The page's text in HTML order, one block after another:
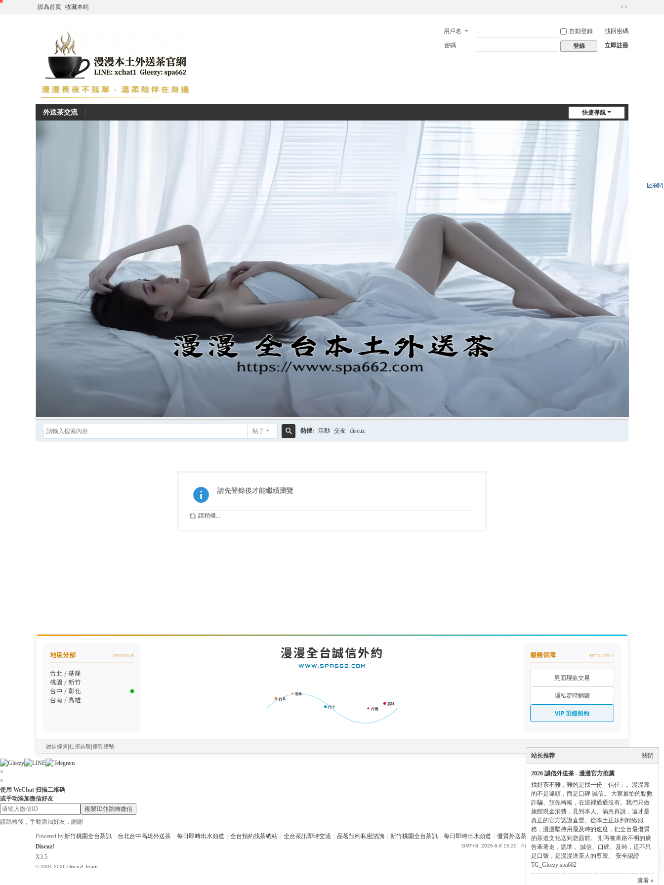
設為首頁 收藏本站
切
到
寬
版
用戶名 自動登錄 找回密碼
密碼 登錄 立即註冊
快捷導航
外送茶交流
帖子 熱搜: 活動 交友 discuz
請先登錄後才能繼續瀏覽
請稍候...
關閉
站长推荐
2026 誠信外送茶 - 漫漫官方推薦
找好茶不難，難的是找一份「信任」。漫漫靠
的不是噱頭，而是口碑 誠信。 大家最怕的點數
詐騙、預先轉帳，在這裡通通沒有。我們只做
旅館現金消費，見到本人、滿意再說，這才是
真正的官方認證直營。從本土正妹到精緻服
務，漫漫堅持用最及時的速度，把全台最優質
的茶道文化送到您面前。 別再被來路不明的廣
告牽著走，認準 。誠信、口碑、及時，這不只
是口號，是漫漫送茶人的尊嚴。 安全認證
TG_Gleezy:spa662
查看 »
地區分部 REGIONS
台北 / 基隆
桃園 / 新竹
台中 / 彰化
台南 / 高雄
漫漫全台誠信外約
WWW.SPA662.COM
台北
新北
台中 台南
高雄
服務保障 SECURITY
見面現金交易
隱私定時銷毀
VIP 頂級預約
誠信經營|杜絕詐騙|優質體驗
✕
✨ Manman 尊榮導航
點擊展開全部通道 ➔
×
×
使用 WeChat 扫描二维碼
或手动添加微信好友
複製ID並跳轉微信
請跳轉後，手動添加好友，謝謝
新竹桃園全台茶訊 台北台中高雄外送茶 每日即時出水頻道 全台預約找茶總站 全台茶訊即時交流 品茗預約私密諮詢 新竹桃園全台茶訊 每日即時出水頻道 優質外送茶論壇 | SPA662 漫漫全台外送茶 - Gleezy
GMT+8, 2026-8-8 15:20 , Processed in 0.059080 second(s), 16 queries .
Powered by
Discuz!
X3.5
© 2001-2026 Discuz! Team